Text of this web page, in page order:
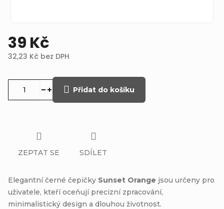
39 Kč
32,23 Kč bez DPH
cena:
Přidat do košíku
Elegantní černé čepičky Sunset Orange jsou určeny pro
uživatele, kteří oceňují precizní zpracování,
minimalistický design a dlouhou životnost.
ZEPTAT SE SDÍLET